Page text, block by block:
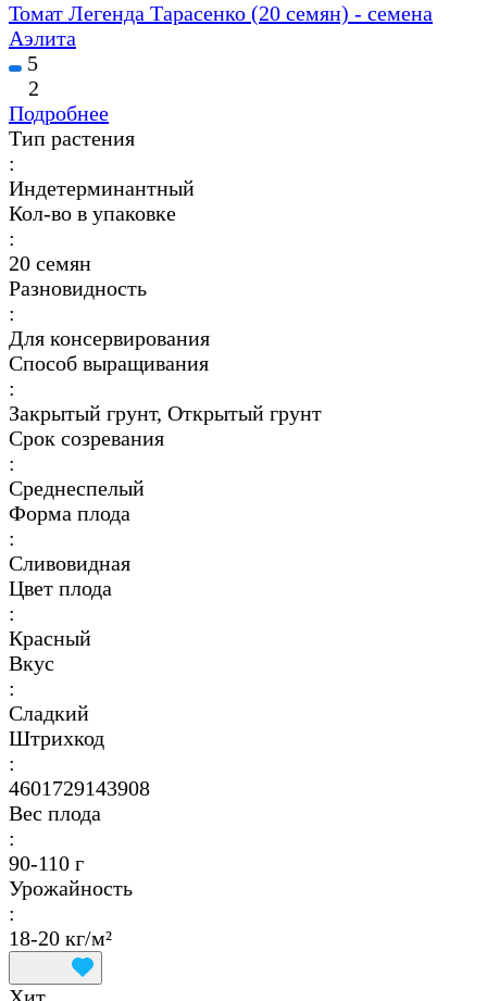
Томат Легенда Тарасенко (20 семян) - семена
Аэлита
5
2
Подробнее
Тип растения
:
Индетерминантный
Кол-во в упаковке
:
20 семян
Разновидность
:
Для консервирования
Способ выращивания
:
Закрытый грунт, Открытый грунт
Срок созревания
:
Среднеспелый
Форма плода
:
Сливовидная
Цвет плода
:
Красный
Вкус
:
Сладкий
Штрихкод
:
4601729143908
Вес плода
:
90-110 г
Урожайность
:
18-20 кг/м²